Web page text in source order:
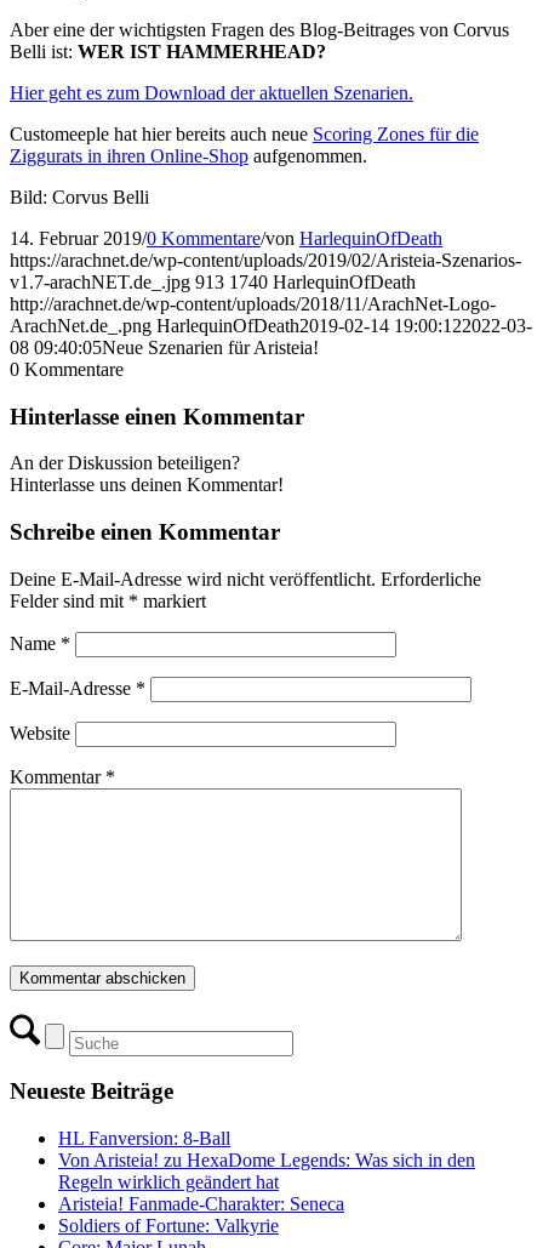
Aber eine der wichtigsten Fragen des Blog-Beitrages von Corvus
Belli ist: WER IST HAMMERHEAD?
Hier geht es zum Download der aktuellen Szenarien.
Customeeple hat hier bereits auch neue Scoring Zones für die
Ziggurats in ihren Online-Shop aufgenommen.
Bild: Corvus Belli
14. Februar 2019/0 Kommentare/von HarlequinOfDeath
https://arachnet.de/wp-content/uploads/2019/02/Aristeia-Szenarios-
v1.7-arachNET.de_.jpg 913 1740 HarlequinOfDeath
http://arachnet.de/wp-content/uploads/2018/11/ArachNet-Logo-
ArachNet.de_.png HarlequinOfDeath2019-02-14 19:00:122022-03-
08 09:40:05Neue Szenarien für Aristeia!
0 Kommentare
Hinterlasse einen Kommentar
An der Diskussion beteiligen?
Hinterlasse uns deinen Kommentar!
Schreibe einen Kommentar
Deine E-Mail-Adresse wird nicht veröffentlicht. Erforderliche
Felder sind mit * markiert
Name *
E-Mail-Adresse *
Website
Kommentar *
Neueste Beiträge
HL Fanversion: 8-Ball
Von Aristeia! zu HexaDome Legends: Was sich in den
Regeln wirklich geändert hat
Aristeia! Fanmade-Charakter: Seneca
Soldiers of Fortune: Valkyrie